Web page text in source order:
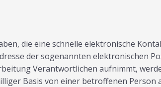
die eine schnelle elektronische
der sogenannten elektronischen
Verantwortlichen aufnimmt,
Basis von einer betroffenen